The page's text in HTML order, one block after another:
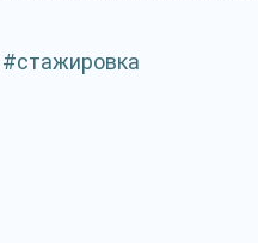
стажировка